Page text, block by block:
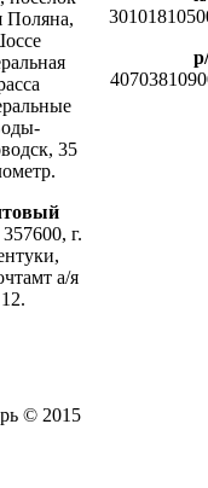
Поляна,
35
357600, г.
а/я
12.
© 2015